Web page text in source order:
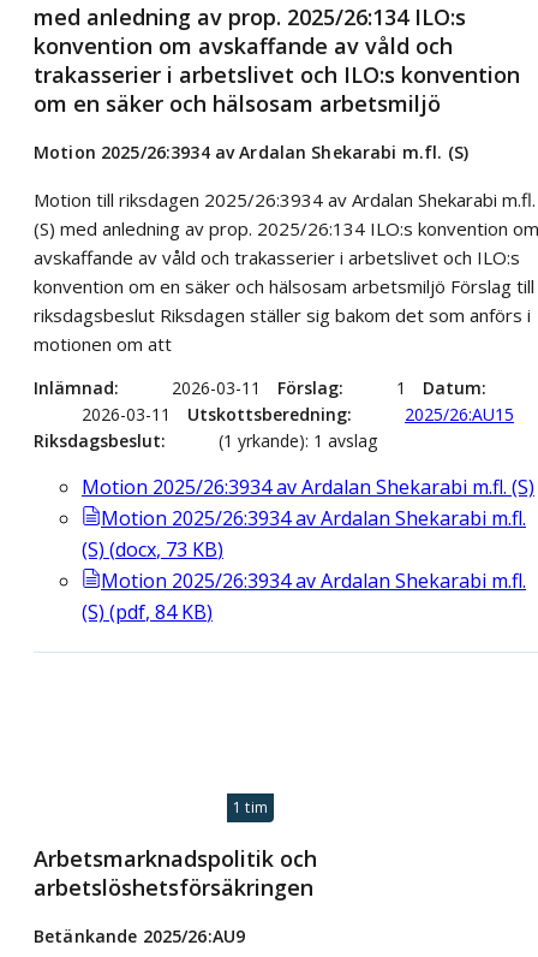
med anledning av prop. 2025/26:134 ILO:s
konvention om avskaffande av våld och
trakasserier i arbetslivet och ILO:s konvention
om en säker och hälsosam arbetsmiljö
Motion 2025/26:3934 av Ardalan Shekarabi m.fl. (S)
Motion till riksdagen 2025/26:3934 av Ardalan Shekarabi m.fl.
(S) med anledning av prop. 2025/26:134 ILO:s konvention om
avskaffande av våld och trakasserier i arbetslivet och ILO:s
konvention om en säker och hälsosam arbetsmiljö Förslag till
riksdagsbeslut Riksdagen ställer sig bakom det som anförs i
motionen om att
Inlämnad 2026-03-11 Förslag 1
Datum
2026-03-11
Utskottsberedning
2025/26:AU15
Riksdagsbeslut
(1 yrkande): 1 avslag
Motion 2025/26:3934 av Ardalan Shekarabi m.fl. (S)
Motion 2025/26:3934 av Ardalan Shekarabi m.fl.
(S) (docx, 73 KB)
Motion 2025/26:3934 av Ardalan Shekarabi m.fl.
(S) (pdf, 84 KB)
1 tim
Arbetsmarknadspolitik och
arbetslöshetsförsäkringen
Betänkande 2025/26:AU9